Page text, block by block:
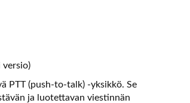
versio)
PTT (push-to-talk) -yksikkö. Se
ja luotettavan viestinnän